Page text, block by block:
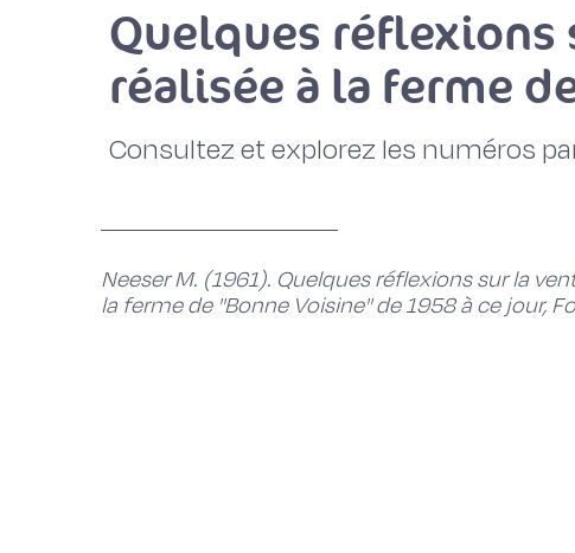
Quelques
réalisée à la ferme
Consultez et explorez les numéros
Neeser M. (1961). Quelques réflexions sur la
la ferme de ''Bonne Voisine'' de 1958 à ce jour,